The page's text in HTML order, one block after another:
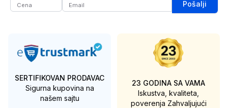
Pošalji
SERTIFIKOVAN PRODAVAC
Sigurna kupovina na
našem sajtu
23 GODINA SA VAMA
Iskustva, kvaliteta,
poverenja Zahvaljujući